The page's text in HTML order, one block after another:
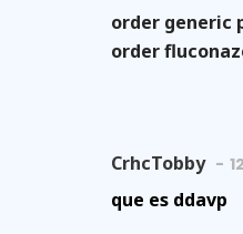
order generic
order
CrhcTobby
que es ddavp